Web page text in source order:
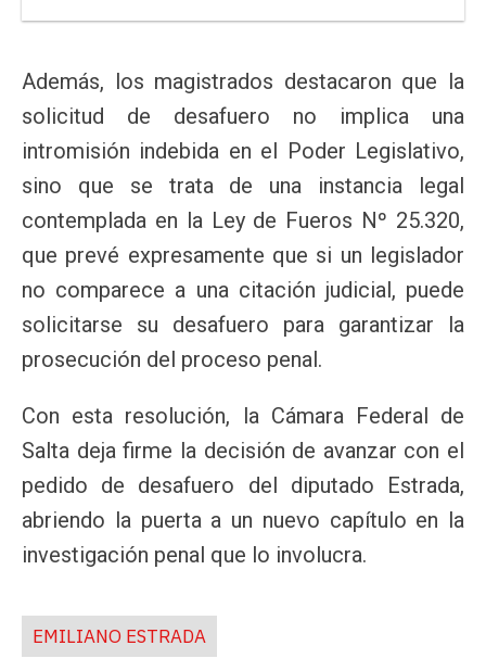
Además, los magistrados destacaron que la
solicitud de desafuero no implica una
intromisión indebida en el Poder Legislativo,
sino que se trata de una instancia legal
contemplada en la Ley de Fueros Nº 25.320,
que prevé expresamente que si un legislador
no comparece a una citación judicial, puede
solicitarse su desafuero para garantizar la
prosecución del proceso penal.
Con esta resolución, la Cámara Federal de
Salta deja firme la decisión de avanzar con el
pedido de desafuero del diputado Estrada,
abriendo la puerta a un nuevo capítulo en la
investigación penal que lo involucra.
EMILIANO ESTRADA